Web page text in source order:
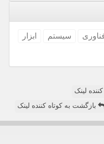
سیستم
ابزار
لینک
بازگشت به کوتاه کننده لینک